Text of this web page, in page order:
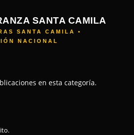
SANTA CAMILA
SANTA CAMILA •
NACIONAL
en esta categoría.